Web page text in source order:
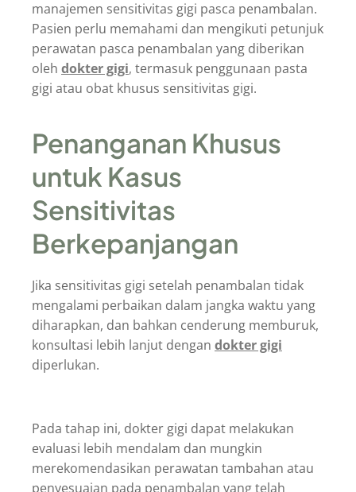
manajemen sensitivitas gigi pasca penambalan.
Pasien perlu memahami dan mengikuti petunjuk
perawatan pasca penambalan yang diberikan
oleh dokter gigi, termasuk penggunaan pasta
gigi atau obat khusus sensitivitas gigi.
Penanganan Khusus
untuk Kasus
Sensitivitas
Berkepanjangan
Jika sensitivitas gigi setelah penambalan tidak
mengalami perbaikan dalam jangka waktu yang
diharapkan, dan bahkan cenderung memburuk,
konsultasi lebih lanjut dengan dokter gigi
diperlukan.
Pada tahap ini, dokter gigi dapat melakukan
evaluasi lebih mendalam dan mungkin
merekomendasikan perawatan tambahan atau
penyesuaian pada penambalan yang telah